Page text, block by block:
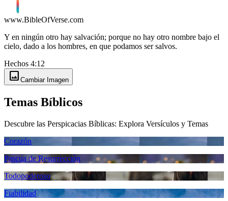
www.BibleOfVerse.com
Y en ningún otro hay salvación; porque no hay otro nombre bajo el
cielo, dado a los hombres, en que podamos ser salvos.
Hechos 4:12
image Cambiar Imagen
Temas Bíblicos
Descubre las Perspicacias Bíblicas: Explora Versículos y Temas
Corazón
Pascua de Resurrección
Todopoderoso
Fiabilidad